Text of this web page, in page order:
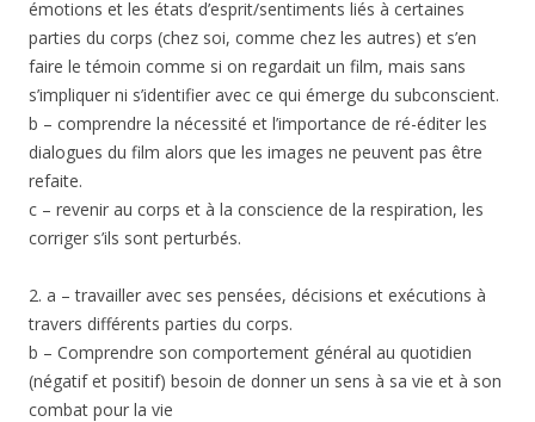
émotions et les états d’esprit/sentiments liés à certaines
parties du corps (chez soi, comme chez les autres) et s’en
faire le témoin comme si on regardait un film, mais sans
s’impliquer ni s’identifier avec ce qui émerge du subconscient.
b – comprendre la nécessité et l’importance de ré-éditer les
dialogues du film alors que les images ne peuvent pas être
refaite.
c – revenir au corps et à la conscience de la respiration, les
corriger s’ils sont perturbés.
2. a – travailler avec ses pensées, décisions et exécutions à
travers différents parties du corps.
b – Comprendre son comportement général au quotidien
(négatif et positif) besoin de donner un sens à sa vie et à son
combat pour la vie